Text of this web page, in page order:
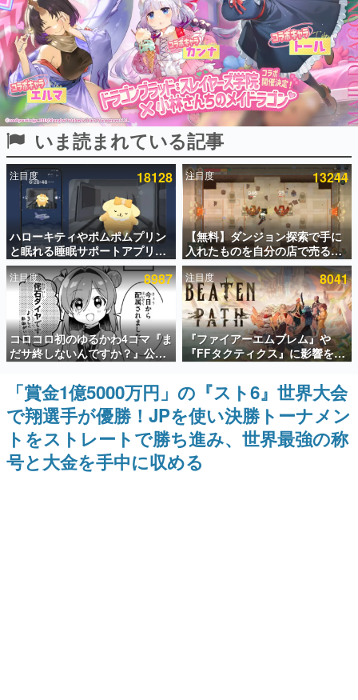
電ファミのいま読まれている記事ランキング
アプリセール情報
インタビュー
連載・特集一覧
殿堂入り記事
SNS拡散数が数千以上！ ページビュー数万以上！ などな
ど。多くの人々に読まれた、電ファミ渾身の“殿堂入り”記
事をまとめました。
ゲームの企画書
名作ゲームクリエイターの方々に製作時のエピソードをお
聞きし、ヒットする企画（ゲーム）とは何か？を探ってい
きます。
赫本
この物語を解いてはいけない。『赫本』は、〈試験問題〉
の形をした短編ホラー小説集です。
新世代に訊く
これからのデジタルゲーム市場を担う若きクリエイター達
の姿を追い、彼らのルーツと情熱を探っていきます。
ゲーム世代の作家たち
ゲームに多大な影響を受けた作家さんに取材し、ゲームが
日本のコンテンツ産業やカルチャーに与えた影響を探る企
画です。
日本モバイルゲーム産業史
日本のモバイルゲーム史における主要なトピック・タイト
いま読まれている記事
注目度 18128
ハローキティやポムポムプリン
と眠れる睡眠サポートアプリ
『ゆめたび』が配信中。キャラ
ごとのASMRや目覚ましアラー
ムも搭載
注目度 13244
【無料】ダンジョン探索で手に
入れたものを自分の店で売るゲ
ーム『Moonlighter』がSteam
にて無料配布中！続編
『Moonlighter 2』の9月2日正
式リリースを記念したキャンペ
ーン
注目度 8987
コロコロ初のゆるかわ4コマ『ま
だサ終しないんですか？』公開
スタート。主人公は新入社員の
侘石ダイヤ、ゲーム会社を舞台
にトラブルへ対応する社員たち
を描く
注目度 8041
『ファイアーエムブレム』や
『FFタクティクス』に影響を受
けた新作戦略RPG『Beaten
Path』2027年に発売へ。
PC（Steam）、PS5、Xbox、
Switch向けにリリース予定
「賞金1億5000万円」の『スト6』世界大会
で翔選手が優勝！JPを使い決勝トーナメン
トをストレートで勝ち進み、世界最強の称
号と大金を手中に収める